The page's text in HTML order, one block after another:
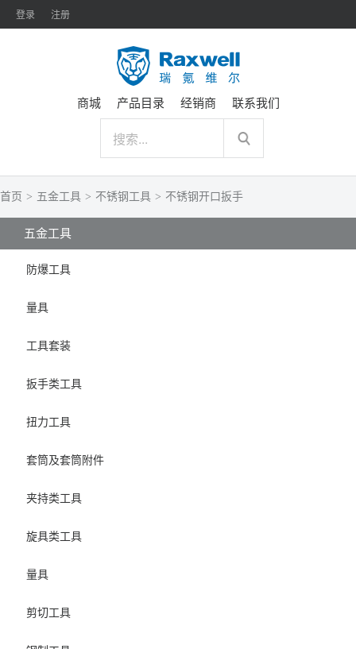
登录 注册
商城 产品目录 经销商 联系我们
首页 > 五金工具 > 不锈钢工具 > 不锈钢开口扳手
五金工具
防爆工具
量具
工具套装
扳手类工具
扭力工具
套筒及套筒附件
夹持类工具
旋具类工具
量具
剪切工具